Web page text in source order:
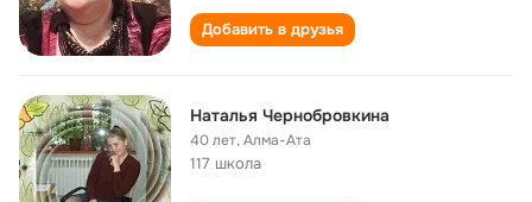
Добавить в друзья
Наталья Чернобровкина
40 лет,Алма-Ата
117 школа